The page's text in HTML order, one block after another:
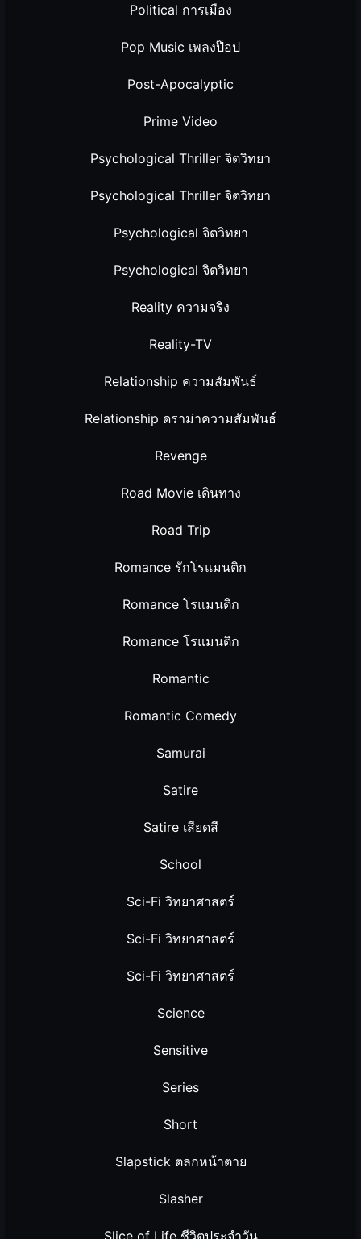
Political การเมือง
Pop Music เพลงป๊อป
Post-Apocalyptic
Prime Video
Psychological Thriller จิตวิทยา
Psychological Thriller จิตวิทยา
Psychological จิตวิทยา
Psychological จิตวิทยา
Reality ความจริง
Reality-TV
Relationship ความสัมพันธ์
Relationship ดราม่าความสัมพันธ์
Revenge
Road Movie เดินทาง
Road Trip
Romance รักโรแมนติก
Romance โรแมนติก
Romance โรแมนติก
Romantic
Romantic Comedy
Samurai
Satire
Satire เสียดสี
School
Sci-Fi วิทยาศาสตร์
Sci-Fi วิทยาศาสตร์
Sci-Fi วิทยาศาสตร์
Science
Sensitive
Series
Short
Slapstick ตลกหน้าตาย
Slasher
Slice of Life ชีวิตประจำวัน